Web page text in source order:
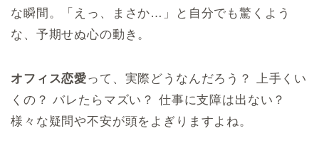
な瞬間。「えっ、まさか…」と自分でも驚くよう
な、予期せぬ心の動き。
オフィス恋愛って、実際どうなんだろう？ 上手くい
くの？ バレたらマズい？ 仕事に支障は出ない？
様々な疑問や不安が頭をよぎりますよね。